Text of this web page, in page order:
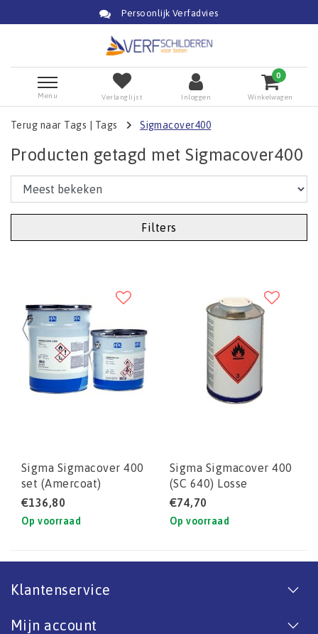
Persoonlijk Verfadvies
Menu Verlanglijst Inloggen
0
Winkelwagen
Terug naar Tags Tags Sigmacover400
Producten getagd met Sigmacover400
Filters
Sigma Sigmacover 400
set (Amercoat)
€136,80
Op voorraad
Sigma Sigmacover 400
(SC 640) Losse
verharder /B-
component (2 Ltr voor
4 Ltr SET)
€74,70
Op voorraad
Klantenservice
Mijn account